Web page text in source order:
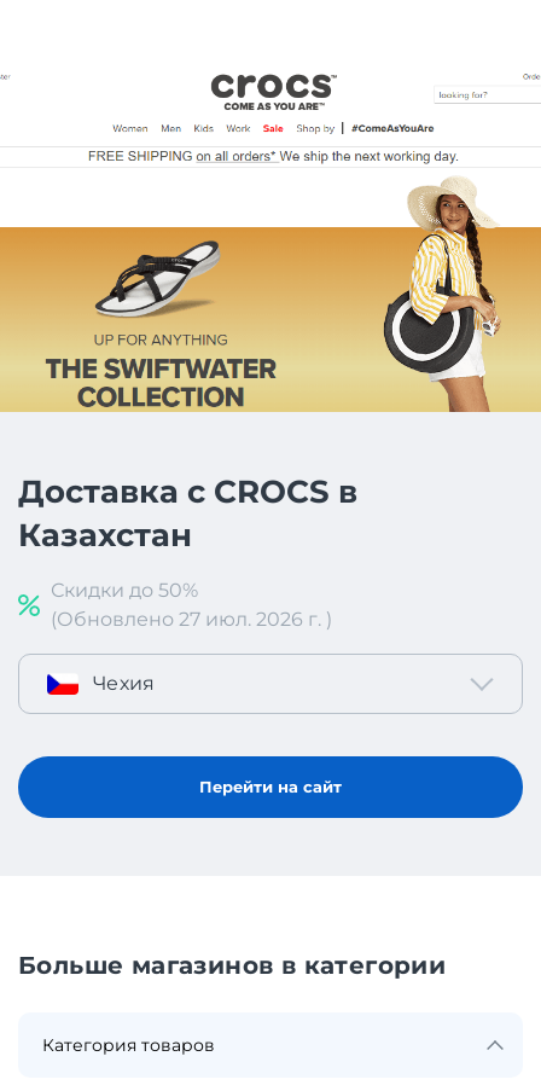
Доставка с CROCS в
Казахстан
Скидки до 50%
(Обновлено 27 июл. 2026 г. )
Чехия
Перейти на сайт
Больше магазинов в категории